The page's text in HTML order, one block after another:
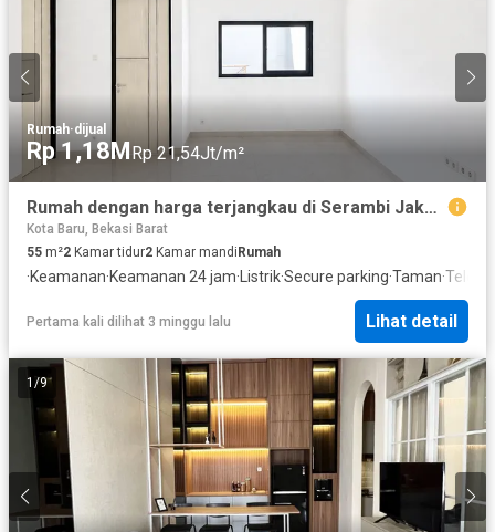
Rumah·dijual
Rp 1,18MRp 21,54Jt/m²
Rumah dengan harga terjangkau di Serambi Jakarta Tipe Cattleya
Kota Baru, Bekasi Barat
55 m²2 Kamar tidur2 Kamar mandiRumah
·Keamanan·Keamanan 24 jam· Listrik·Secure parking·Taman·
Pertama kali dilihat 3 minggu lalu Lihat detail
1 /9